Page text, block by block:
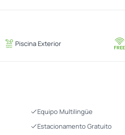
Piscina Exterior
Equipo Multilingüe
Estacionamento Gratuito